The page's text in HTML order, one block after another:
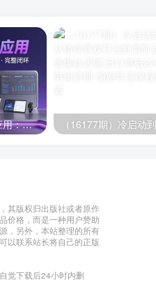
AI技术+培训领域深度应用：需求洞察-内容创作-运营转化 的完整闭环
其版权归出版社或者原作
价格，而是一种用户赞助
，另外，本站整理的所有
以联系站长将自己的正版
觉下载后24小时内删